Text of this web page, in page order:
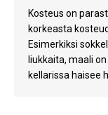
Kosteus on
korkeasta
Esimerkiksi
liukkaita, maali
kellarissa haisee